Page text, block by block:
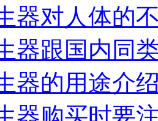
器对人体的
器跟国内同
器的用途介